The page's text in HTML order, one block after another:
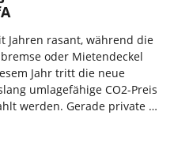
Jahren rasant, während die
oder Mietendeckel
Jahr tritt die neue
umlagefähige CO2-Preis
werden. Gerade private …